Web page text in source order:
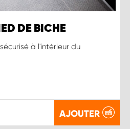
DE BICHE
à l'intérieur du
AJOUTER